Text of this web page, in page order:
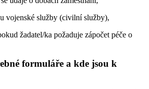
vojenské služby (civilní služby),
žadatel/ka požaduje zápočet péče o
formuláře a kde jsou k